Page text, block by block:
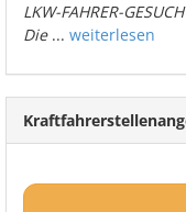
LKW-FAHRER-
Die... weiterlesen